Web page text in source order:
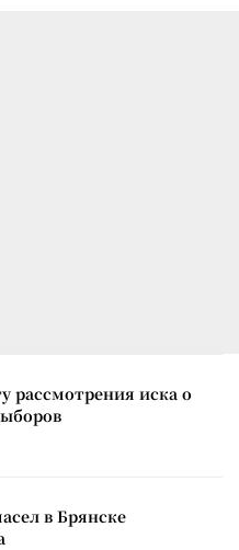
рассмотрения иска о
в Брянске